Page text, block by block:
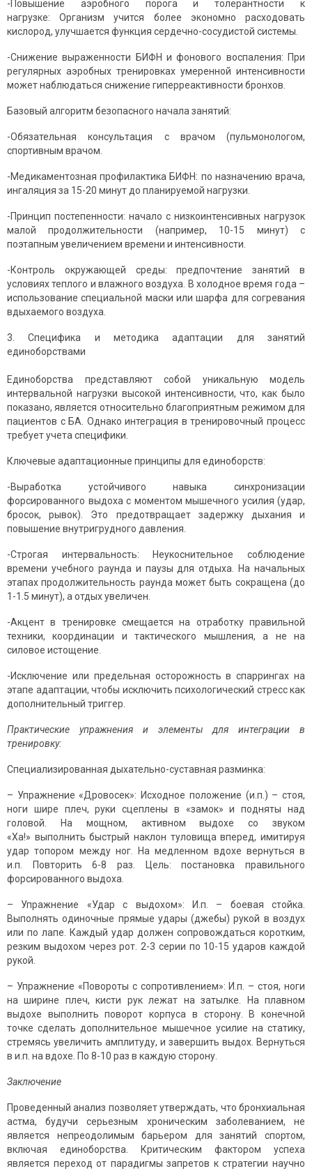
-Повышение аэробного порога и толерантности к
нагрузке: Организм учится более экономно расходовать
кислород, улучшается функция сердечно-сосудистой системы.
-Снижение выраженности БИФН и фонового воспаления: При
регулярных аэробных тренировках умеренной интенсивности
может наблюдаться снижение гиперреактивности бронхов.
Базовый алгоритм безопасного начала занятий:
-Обязательная консультация с врачом (пульмонологом,
спортивным врачом.
-Медикаментозная профилактика БИФН: по назначению врача,
ингаляция за 15-20 минут до планируемой нагрузки.
-Принцип постепенности: начало с низкоинтенсивных нагрузок
малой продолжительности (например, 10-15 минут) с
поэтапным увеличением времени и интенсивности.
-Контроль окружающей среды: предпочтение занятий в
условиях теплого и влажного воздуха. В холодное время года –
использование специальной маски или шарфа для согревания
вдыхаемого воздуха.
3. Специфика и методика адаптации для занятий
единоборствами
Единоборства представляют собой уникальную модель
интервальной нагрузки высокой интенсивности, что, как было
показано, является относительно благоприятным режимом для
пациентов с БА. Однако интеграция в тренировочный процесс
требует учета специфики.
Ключевые адаптационные принципы для единоборств:
-Выработка устойчивого навыка синхронизации
форсированного выдоха с моментом мышечного усилия (удар,
бросок, рывок). Это предотвращает задержку дыхания и
повышение внутригрудного давления.
-Строгая интервальность: Неукоснительное соблюдение
времени учебного раунда и паузы для отдыха. На начальных
этапах продолжительность раунда может быть сокращена (до
1-1.5 минут), а отдых увеличен.
-Акцент в тренировке смещается на отработку правильной
техники, координации и тактического мышления, а не на
силовое истощение.
-Исключение или предельная осторожность в спаррингах на
этапе адаптации, чтобы исключить психологический стресс как
дополнительный триггер.
Практические упражнения и элементы для интеграции в
тренировку:
Специализированная дыхательно-суставная разминка:
– Упражнение «Дровосек»: Исходное положение (и.п.) – стоя,
ноги шире плеч, руки сцеплены в «замок» и подняты над
головой. На мощном, активном выдохе со звуком
«Ха!» выполнить быстрый наклон туловища вперед, имитируя
удар топором между ног. На медленном вдохе вернуться в
и.п. Повторить 6-8 раз. Цель: постановка правильного
форсированного выдоха.
– Упражнение «Удар с выдохом»: И.п. – боевая стойка.
Выполнять одиночные прямые удары (джебы) рукой в воздух
или по лапе. Каждый удар должен сопровождаться коротким,
резким выдохом через рот. 2-3 серии по 10-15 ударов каждой
рукой.
– Упражнение «Повороты с сопротивлением»: И.п. – стоя, ноги
на ширине плеч, кисти рук лежат на затылке. На плавном
выдохе выполнить поворот корпуса в сторону. В конечной
точке сделать дополнительное мышечное усилие на статику,
стремясь увеличить амплитуду, и завершить выдох. Вернуться
в и.п. на вдохе. По 8-10 раз в каждую сторону.
Заключение
Проведенный анализ позволяет утверждать, что бронхиальная
астма, будучи серьезным хроническим заболеванием, не
является непреодолимым барьером для занятий спортом,
включая единоборства. Критическим фактором успеха
является переход от парадигмы запретов к стратегии научно